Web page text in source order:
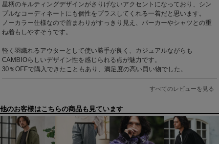
星柄のキルティングデザインがさりげないアクセントになっており、シン
プルなコーディネートにも個性をプラスしてくれる一着だと思います。
ノーカラー仕様なので首まわりがすっきり見え、パーカーやシャツとの重
ね着もしやすそうです。
軽く羽織れるアウターとして使い勝手が良く、カジュアルながらも
CAMBIOらしいデザイン性を感じられる点が魅力です。
30％OFFで購入できたこともあり、満足度の高い買い物でした。
すべてのレビューを見る
他のお客様はこちらの商品も見ています